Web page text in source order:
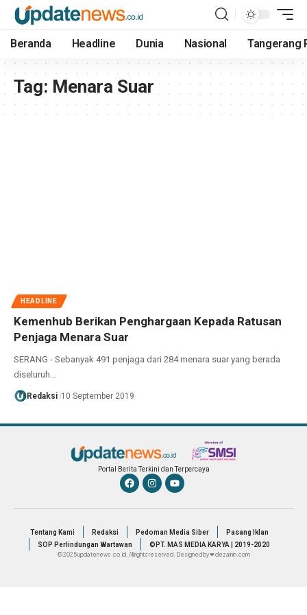
Beranda Headline Dunia Nasional Tangerang
Tag: Menara Suar
HEADLINE
Kemenhub Berikan Penghargaan Kepada Ratusan
Penjaga Menara Suar
SERANG - Sebanyak 491 penjaga dari 284 menara suar yang berada
diseluruh…
Redaksi 10 September 2019
Portal Berita Terkini dan Terpercaya
Tentang Kami Redaksi Pedoman Media Siber
Pasang Iklan
SOP Perlindungan Wartawan
©PT. MAS MEDIA KARYA | 2019-2020
© 2025 updatenews.co.id. All rights reserved. Designed by ❤ dezainin.com